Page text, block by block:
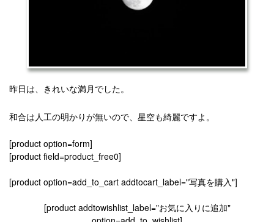
昨日は、きれいな満月でした。
和合は人工の明かりが無いので、星空も綺麗ですよ。
[product option=form]
[product field=product_free0]
[product option=add_to_cart addtocart_label="写真を購入"]
[product addtowishlist_label="お気に入りに追加"